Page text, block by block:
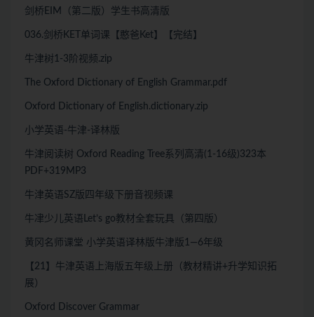
剑桥EIM（第二版）学生书高清版
036.剑桥KET单词课【憨爸Ket】【完结】
牛津树1-3阶视频.zip
The Oxford Dictionary of English Grammar.pdf
Oxford Dictionary of English.dictionary.zip
小学英语-牛津-译林版
牛津阅读树 Oxford Reading Tree系列高清(1-16级)323本
PDF+319MP3
牛津英语SZ版四年级下册音视频课
牛冿少儿英语Let’s go教材全套玩具（第四版）
黄冈名师课堂 小学英语译林版牛津版1—6年级
【21】牛津英语上海版五年级上册（教材精讲+升学知识拓
展）
Oxford Discover Grammar